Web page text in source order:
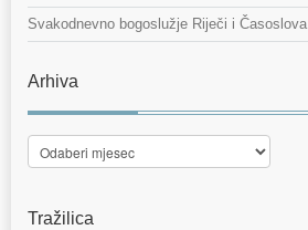
Svakodnevno bogoslužje Riječi i Časoslova
Arhiva
Arhiva
Tražilica